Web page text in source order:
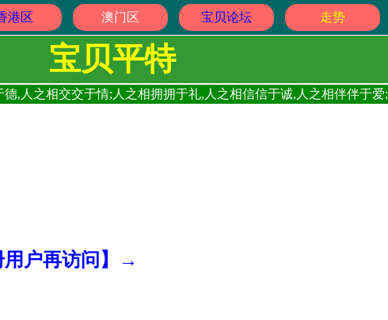
港区 澳门区 宝贝论坛 走势
宝贝平特
,人之相交交于情;人之相拥拥于礼,人之相信信于诚,人之相伴伴于爱;
用户再访问】→